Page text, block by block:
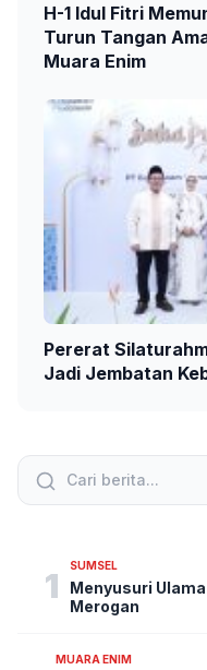
H-1 Idul Fitri
Turun Tangan
Muara Enim
Pererat
Jadi Jembatan
1
SUMSEL
Menyusuri
Merogan
MUARA ENIM